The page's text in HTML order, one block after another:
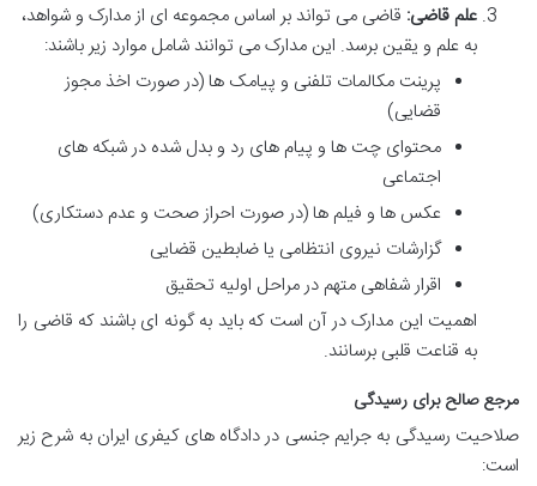
علم قاضی: قاضی می تواند بر اساس مجموعه ای از مدارک و شواهد،
به علم و یقین برسد. این مدارک می توانند شامل موارد زیر باشند:
پرینت مکالمات تلفنی و پیامک ها (در صورت اخذ مجوز
قضایی)
محتوای چت ها و پیام های رد و بدل شده در شبکه های
اجتماعی
عکس ها و فیلم ها (در صورت احراز صحت و عدم دستکاری)
گزارشات نیروی انتظامی یا ضابطین قضایی
اقرار شفاهی متهم در مراحل اولیه تحقیق
اهمیت این مدارک در آن است که باید به گونه ای باشند که قاضی را
به قناعت قلبی برسانند.
مرجع صالح برای رسیدگی
صلاحیت رسیدگی به جرایم جنسی در دادگاه های کیفری ایران به شرح زیر
است: